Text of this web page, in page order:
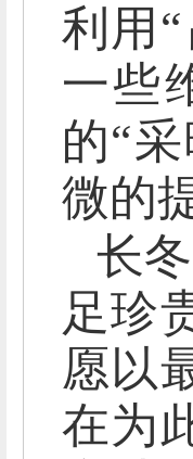
利用
一些
的“
微的
长
足珍
愿以
在为